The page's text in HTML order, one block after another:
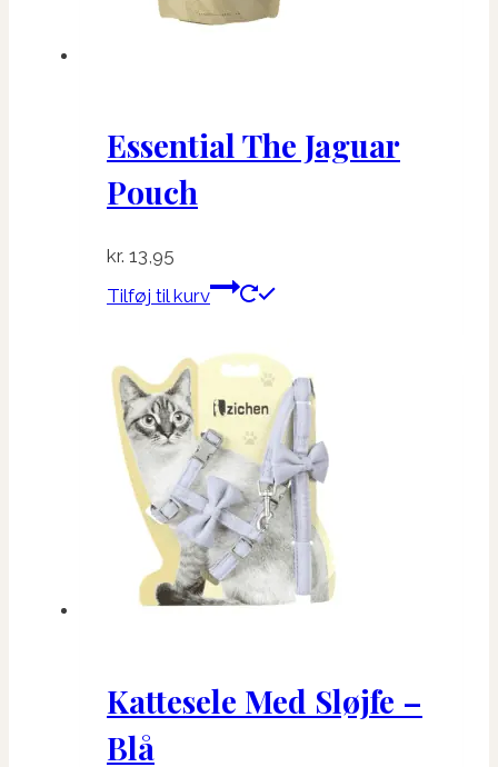
Essential The Jaguar
Pouch
kr. 13,95
Tilføj til kurv
Kattesele Med Sløjfe –
Blå